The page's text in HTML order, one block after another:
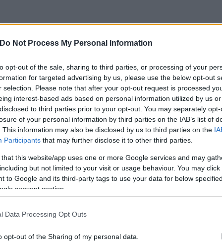
Do Not Process My Personal Information
opt-out of the sale, sharing to third parties, or processing of your
for targeted advertising by us, please use the below opt-out
selection. Please note that after your opt-out request is processed
interest-based ads based on personal information utilized by us
to third parties prior to your opt-out. You may separately
of your personal information by third parties on the IAB’s list of
This information may also be disclosed by us to third parties on the
Participants that may further disclose it to other third parties.
that this website/app uses one or more Google services and may
but not limited to your visit or usage behaviour. You may
to Google and its third-party tags to use your data for below
consent section.
Data Processing Opt Outs
opt-out of the Sharing of my personal data.
γιατί κάθε δράση της, πρωτοβουλία ή
ανάγκη μία νέα πορεία με αναπτυξιακό
στη λειτουργία της αγοράς.
προσπάθεια αντιμετώπισης προβλημάτων όπως
Από σήμερα κιόλας η νέα κυβέρνηση έχει
να στηρίξει την κοινωνία, τις
μεταρρυθμίσεις για την καλύτερη